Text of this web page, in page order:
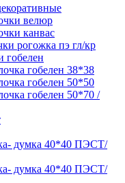
велюр
канвас
рогожка пэ гл/кр
гобелен
гобелен 38*38
гобелен 50*50
гобелен 50*70 /
думка 40*40 ПЭСТ/
думка 40*40 ПЭСТ/